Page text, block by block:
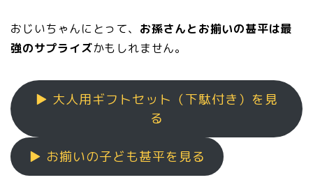
おじいちゃんにとって、 お孫さんとお揃いの甚平は最
強のサプライズかもしれません。
▶ 大人用ギフトセット（下駄付き）を見
る
▶ お揃いの子ども甚平を見る